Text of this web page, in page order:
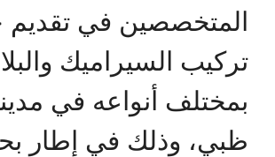
المتخصصين في
تركيب السيراميك
بمختلف أنواعه في
ظبي، وذلك في إطار